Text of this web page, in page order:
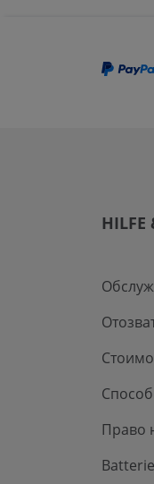
HILFE
Право